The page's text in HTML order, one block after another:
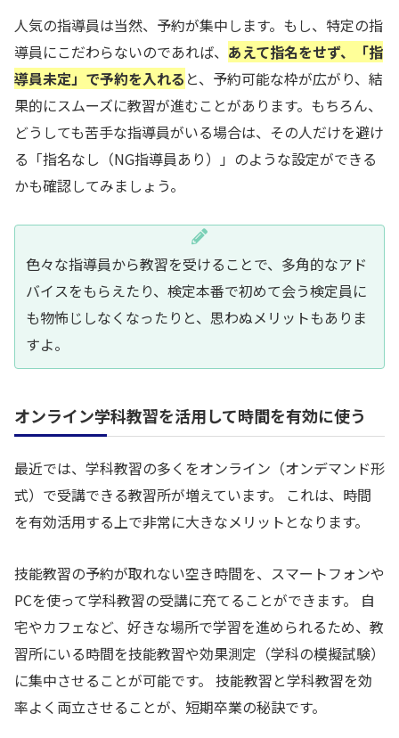
人気の指導員は当然、予約が集中します。もし、特定の指
導員にこだわらないのであれば、 あえて指名をせず、「指
導員未定」で予約を入れる と、予約可能な枠が広がり、結
果的にスムーズに教習が進むことがあります。もちろん、
どうしても苦手な指導員がいる場合は、その人だけを避け
る「指名なし（NG指導員あり）」のような設定ができる
かも確認してみましょう。
色々な指導員から教習を受けることで、多角的なアド
バイスをもらえたり、検定本番で初めて会う検定員に
も物怖じしなくなったりと、思わぬメリットもありま
すよ。
オンライン学科教習を活用して時間を有効に使う
最近では、学科教習の多くをオンライン（オンデマンド形
式）で受講できる教習所が増えています。 これは、時間
を有効活用する上で非常に大きなメリットとなります。
技能教習の予約が取れない空き時間を、スマートフォンや
PCを使って学科教習の受講に充てることができます。 自
宅やカフェなど、好きな場所で学習を進められるため、教
習所にいる時間を技能教習や効果測定（学科の模擬試験）
に集中させることが可能です。 技能教習と学科教習を効
率よく両立させることが、短期卒業の秘訣です。